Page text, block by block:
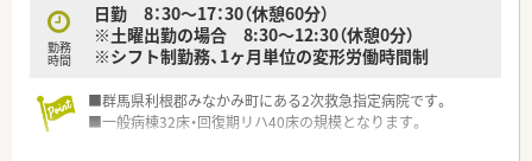
勤務
時間
日勤 8：30～17：30（休憩60分）
※土曜出勤の場合 8:30～12:30（休憩0分）
※シフト制勤務、1ヶ月単位の変形労働時間制
■群馬県利根郡みなかみ町にある2次救急指定病院です。
■一般病棟32床・回復期リハ40床の規模となります。